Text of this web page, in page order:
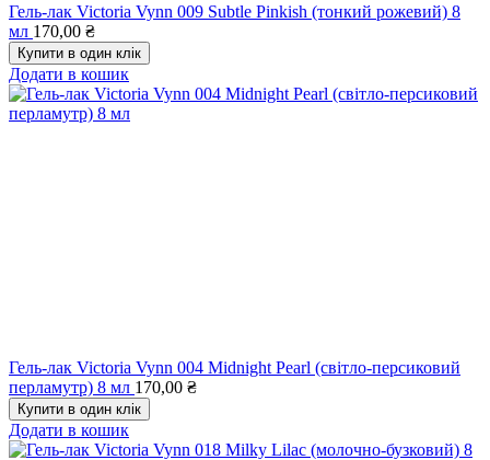
Гель-лак Victoria Vynn 009 Subtle Pinkish (тонкий рожевий) 8
мл 170,00 ₴
Купити в один клік
Додати в кошик
Гель-лак Victoria Vynn 004 Midnight Pearl (світло-персиковий
перламутр) 8 мл 170,00 ₴
Купити в один клік
Додати в кошик